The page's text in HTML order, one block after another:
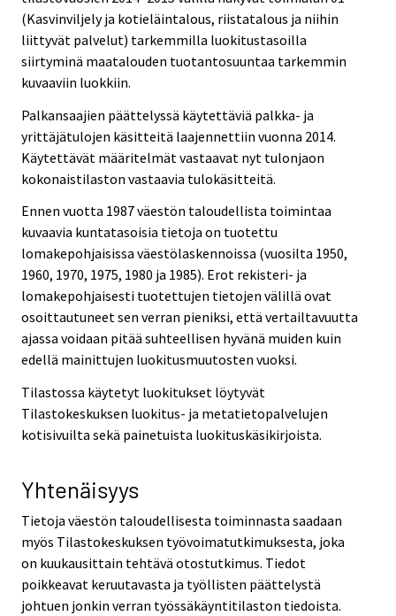
(Kasvinviljely ja kotieläintalous, riistatalous ja niihin
liittyvät palvelut) tarkemmilla luokitustasoilla
siirtyminä maatalouden tuotantosuuntaa tarkemmin
kuvaaviin luokkiin.
Palkansaajien päättelyssä käytettäviä palkka- ja
yrittäjätulojen käsitteitä laajennettiin vuonna 2014.
Käytettävät määritelmät vastaavat nyt tulonjaon
kokonaistilaston vastaavia tulokäsitteitä.
Ennen vuotta 1987 väestön taloudellista toimintaa
kuvaavia kuntatasoisia tietoja on tuotettu
lomakepohjaisissa väestölaskennoissa (vuosilta 1950,
1960, 1970, 1975, 1980 ja 1985). Erot rekisteri- ja
lomakepohjaisesti tuotettujen tietojen välillä ovat
osoittautuneet sen verran pieniksi, että vertailtavuutta
ajassa voidaan pitää suhteellisen hyvänä muiden kuin
edellä mainittujen luokitusmuutosten vuoksi.
Tilastossa käytetyt luokitukset löytyvät
Tilastokeskuksen luokitus- ja metatietopalvelujen
kotisivuilta sekä painetuista luokituskäsikirjoista.
Yhtenäisyys
Tietoja väestön taloudellisesta toiminnasta saadaan
myös Tilastokeskuksen työvoimatutkimuksesta, joka
on kuukausittain tehtävä otostutkimus. Tiedot
poikkeavat keruutavasta ja työllisten päättelystä
johtuen jonkin verran työssäkäyntitilaston tiedoista.